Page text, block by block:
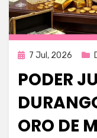
Publicada
7 Jul, 2026
PODER
ORO DE